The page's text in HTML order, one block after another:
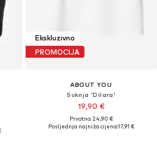
Ekskluzivno
PROMOCIJA
ABOUT YOU
Suknja 'Dilara'
19,90 €
Prvotno: 24,90 €
Posljednja najniža cijena:17,91 €